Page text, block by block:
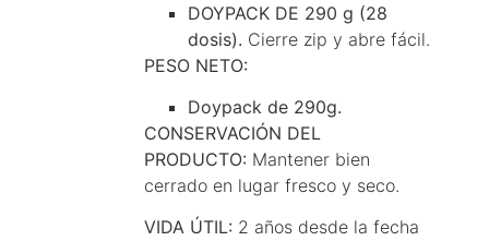
DOYPACK DE 290 g (28
dosis). Cierre zip y abre fácil.
PESO NETO:
Doypack de 290g.
CONSERVACIÓN DEL
PRODUCTO: Mantener bien
cerrado en lugar fresco y seco.
VIDA ÚTIL: 2 años desde la fecha